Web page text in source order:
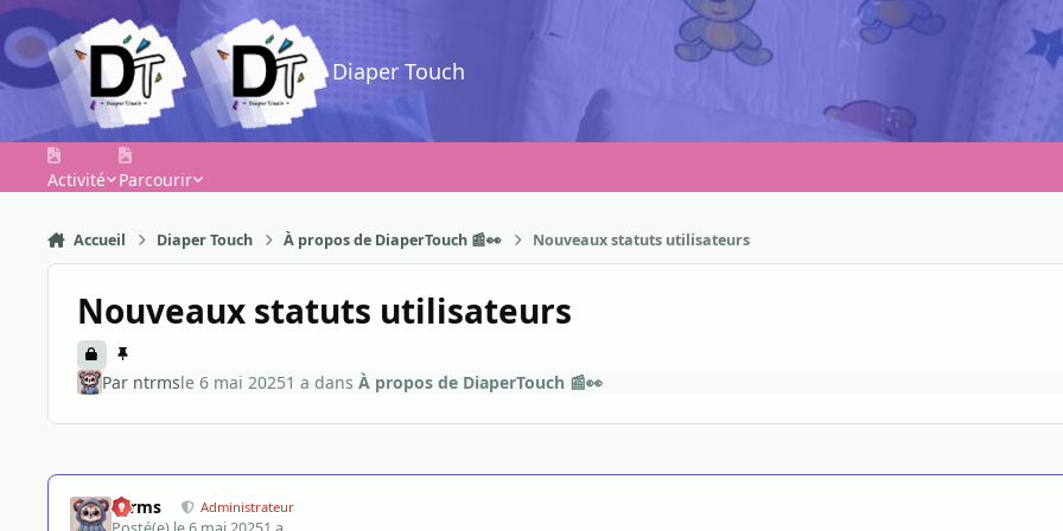
Aller au contenu
Diaper Touch
Activité Parcourir
Accueil Diaper Touch À propos de DiaperTouch 📰👀 Nouveaux statuts utilisateurs
Nouveaux statuts utilisateurs
Par ntrmsle 6 mai 20251 a dans À propos de DiaperTouch 📰👀
ntrms Administrateur